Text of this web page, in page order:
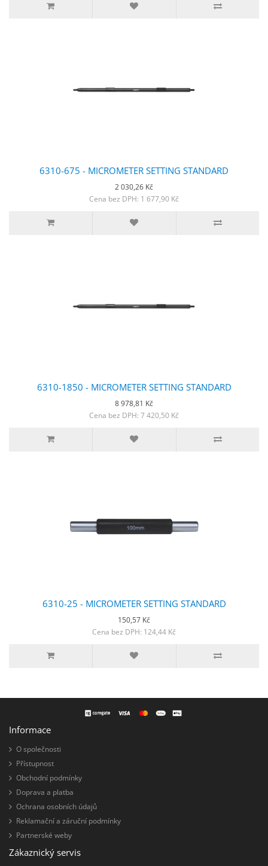
6310-675 - MICROMETER SETTING STANDARD
2 030,26 Kč
Cena bez DPH: 1 677,90 Kč
6310-1850 - MICROMETER SETTING STANDARD
8 978,81 Kč
Cena bez DPH: 7 420,50 Kč
6310-25 - MICROMETER SETTING STANDARD
150,57 Kč
Cena bez DPH: 124,44 Kč
Informace
O společnosti
Přístupnost
Obchodní podmínky
Doprava a platba
Ochrana osobních údajů
Reklamační a záruční podmínky
Partnerské weby
Zákaznický servis